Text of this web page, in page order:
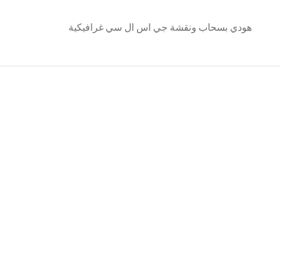
هودي بسحاب ونقشة جي اس ال سي غرافيكية